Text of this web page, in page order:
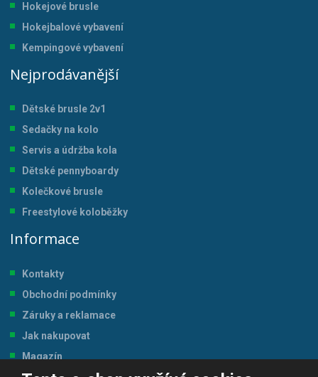
Hokejové brusle
Hokejbalové vybavení
Kempingové vybavení
Nejprodávanější
Dětské brusle 2v1
Sedačky na kolo
Servis a údržba kola
Dětské pennyboardy
Kolečkové brusle
Freestylové koloběžky
Informace
Kontakty
Obchodní podmínky
Záruky a reklamace
Jak nakupovat
Magazín